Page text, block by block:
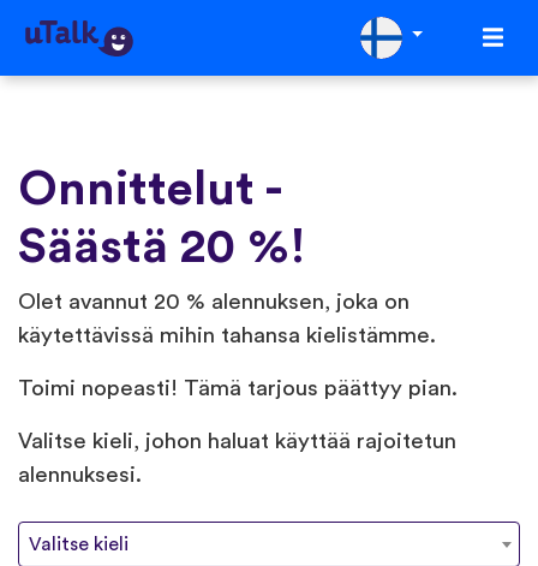
Onnittelut -
Säästä 20 %!
Olet avannut 20 % alennuksen, joka on
käytettävissä mihin tahansa kielistämme.
Toimi nopeasti! Tämä tarjous päättyy pian.
Valitse kieli, johon haluat käyttää rajoitetun
alennuksesi.
Valitse kieli